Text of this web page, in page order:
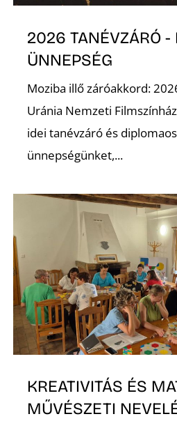
2026 TANÉVZÁRÓ -
ÜNNEPSÉG
Moziba illő záróakkord:
Uránia Nemzeti
idei tanévzáró és
ünnepségünket,...
KREATIVITÁS ÉS
MŰVÉSZETI